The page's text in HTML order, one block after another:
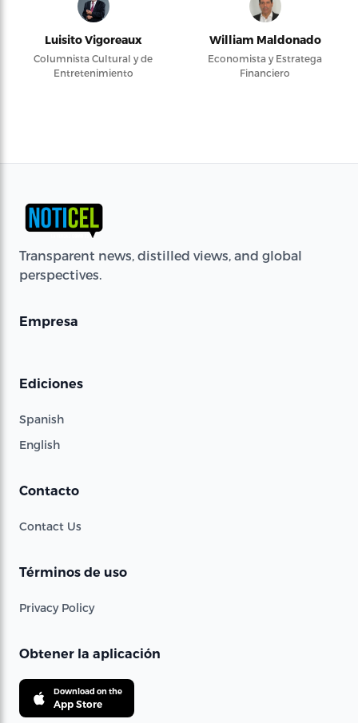
Luisito Vigoreaux
Columnista Cultural y de
Entretenimiento
William Maldonado
Economista y Estratega
Financiero
Transparent news, distilled views, and global
perspectives.
Empresa
Ediciones
Spanish
English
Contacto
Contact Us
Términos de uso
Privacy Policy
Obtener la aplicación
Download on the
App Store